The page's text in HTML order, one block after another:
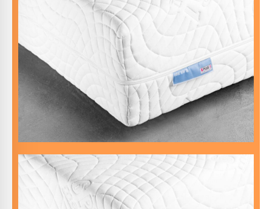
DIE WEICHE
Ideal für Seitenschläfer, die gerne auf Wolken schweben.
Deine Schulter und dein Becken sinken bequem in die
Deine Wirbelsäule bleibt in jeder Position perfekt
Nächtliches Frieren gehört der Vergangenheit an – du
bleibst die ganze Nacht von behaglicher Wärme umhüllt.